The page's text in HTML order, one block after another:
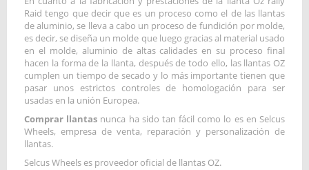
Raid tengo que decir que es un proceso como el de las llantas
de aluminio, se lleva a cabo un proceso de fundición por molde,
es decir, se diseña un molde que luego gracias al material usado
en el molde, aluminio de altas calidades en su proceso final
hacen la forma de la llanta, después de todo ello, las llantas OZ
cumplen un tiempo de secado y lo más importante tienen que
pasar unos estrictos controles de homologación para ser
usadas en la unión Europea.
Comprar llantas nunca ha sido tan fácil como lo es en Selcus
Wheels, empresa de venta, reparación y personalización de
llantas.
Selcus Wheels es proveedor oficial de llantas OZ.